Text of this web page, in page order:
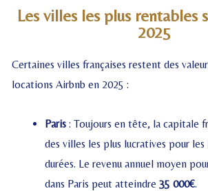
Les villes les plus rentables
2025
Certaines villes françaises restent des
locations Airbnb en 2025 :
Paris : Toujours en tête, la capitale
des villes les plus lucratives pour
durées. Le revenu annuel moyen
dans Paris peut atteindre35 000€.